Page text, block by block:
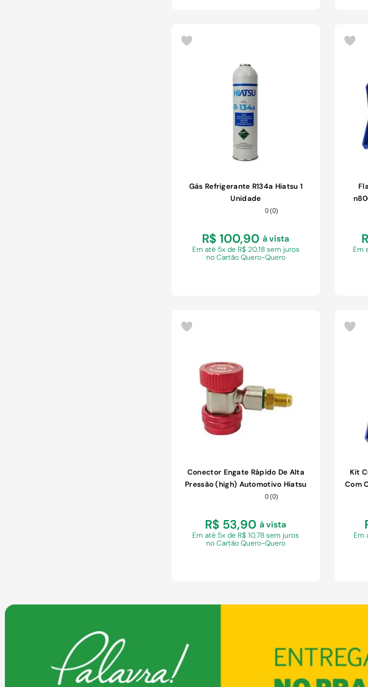
COMPRAR
Gás Refrigerante R134a Hiatsu 1
Unidade
0(0)
R$ 100,90 à vista
Em até 5x de R$ 20,18 sem juros
no Cartão Quero-Quero
COMPRAR
Em
Conector Engate Rápido De Alta
Pressão (high) Automotivo Hiatsu
0(0)
R$ 53,90 à vista
Ematé 5x de R$ 10,78 sem juros
no Cartão Quero-Quero
Kit
Com
Em